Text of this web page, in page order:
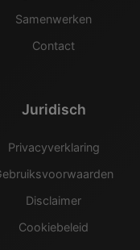
Samenwerken
Contact
Juridisch
Privacyverklaring
Disclaimer
Cookiebeleid